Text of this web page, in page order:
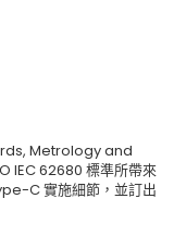
Metrology and
IEC 62680 標準所帶來
C 實施細節，並訂出